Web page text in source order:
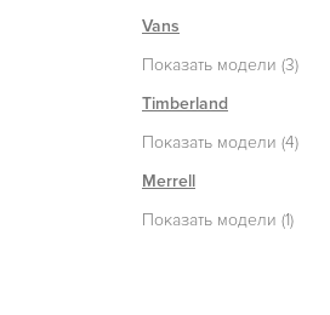
Vans
Показать модели (3)
Timberland
Показать модели (4)
Merrell
Показать модели (1)